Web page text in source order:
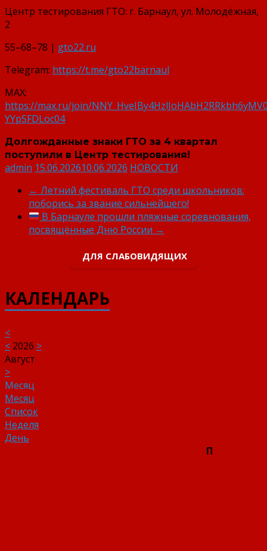
Центр тестирования ГТО: г. Барнаул, ул. Молодёжная,
2
55–68–78 | gto22.ru
Telegram: https://t.me/gto22barnaul
MAX:
https://max.ru/join/
YYpSFDLoc04
Долгожданные знаки ГТО за 4 квартал
поступили в Центр тестирования!
admin 15.06.202610.06.2026 НОВОСТИ
← Летний фестиваль ГТО среди школьников:
поборись за звание сильнейшего!
В Барнауле прошли пляжные соревнования,
посвящённые Дню России →
ДЛЯ СЛАБОВИДЯЩИХ
КАЛЕНДАРЬ
<
< 2026 >
Август
>
Месяц
Месяц
Список
Неделя
День
П